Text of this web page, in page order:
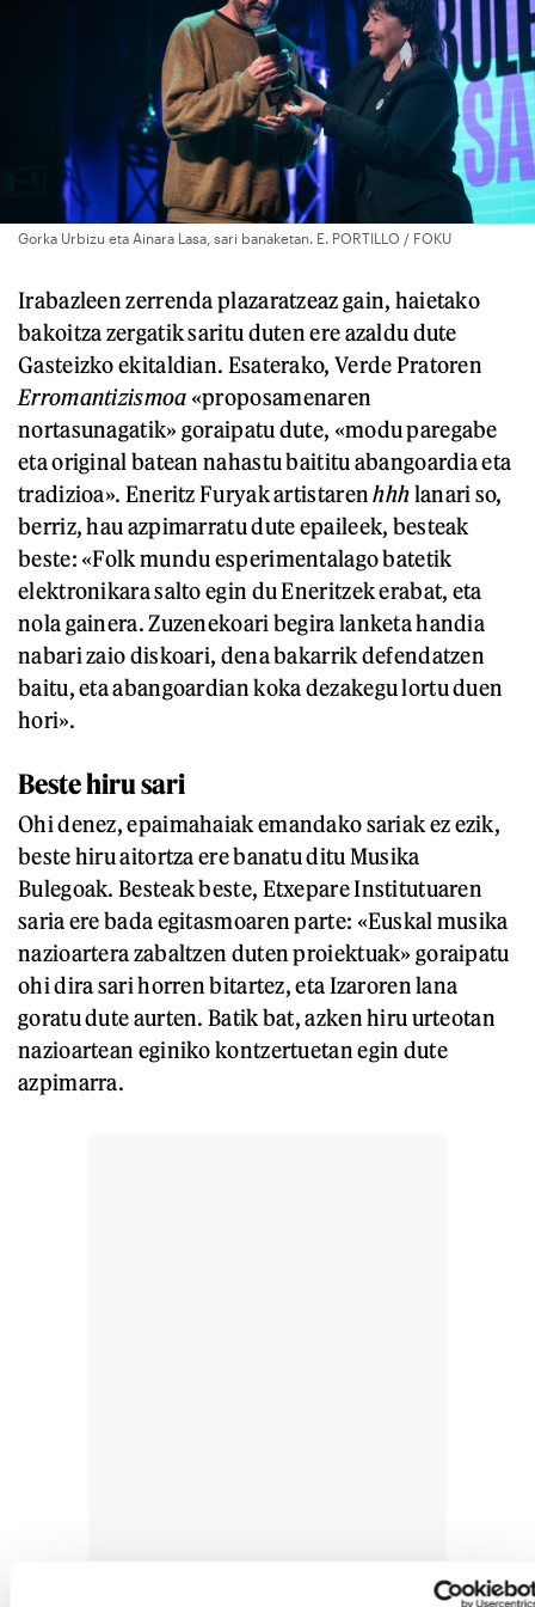
Gorka Urbizu eta Ainara Lasa, sari banaketan. E. PORTILLO / FOKU
Irabazleen zerrenda plazaratzeaz gain, haietako
bakoitza zergatik saritu duten ere azaldu dute
Gasteizko ekitaldian. Esaterako, Verde Pratoren
Erromantizismoa «proposamenaren
nortasunagatik» goraipatu dute, «modu paregabe
eta original batean nahastu baititu abangoardia eta
tradizioa». Eneritz Furyak artistarenhhhlanari so,
berriz, hau azpimarratu dute epaileek, besteak
beste: «Folk mundu esperimentalago batetik
elektronikara salto egin du Eneritzek erabat, eta
nola gainera. Zuzenekoari begira lanketa handia
nabari zaio diskoari, dena bakarrik defendatzen
baitu, eta abangoardian koka dezakegu lortu duen
hori».
Beste hiru sari
Ohi denez, epaimahaiak emandako sariak ez ezik,
beste hiru aitortza ere banatu ditu Musika
Bulegoak. Besteak beste, Etxepare Institutuaren
saria ere bada egitasmoaren parte: «Euskal musika
nazioartera zabaltzen duten proiektuak» goraipatu
ohi dira sari horren bitartez, eta Izaroren lana
goratu dute aurten. Batik bat, azken hiru urteotan
nazioartean eginiko kontzertuetan egin dute
azpimarra.